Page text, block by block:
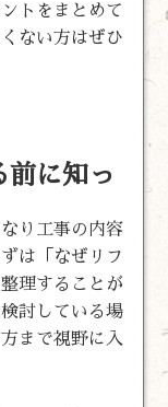
トをまとめて
ない方はぜひ
前に知っ
り工事の内容
は「なぜリフ
理することが
討している場
まで視野に入